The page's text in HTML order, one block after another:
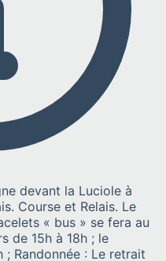
devant la Luciole à
Course et Relais. Le
« bus » se fera au
de 15h à 18h ; le
Randonnée : Le retrait